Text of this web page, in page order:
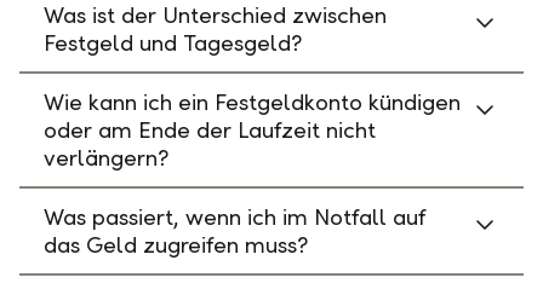
Was ist der Unterschied zwischen
Festgeld und Tagesgeld?
Wie kann ich ein Festgeldkonto kündigen
oder am Ende der Laufzeit nicht
verlängern?
Was passiert, wenn ich im Notfall auf
das Geld zugreifen muss?